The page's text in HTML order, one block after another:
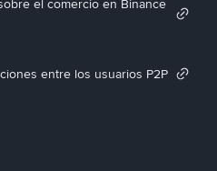
el comercio en Binance
entre los usuarios P2P